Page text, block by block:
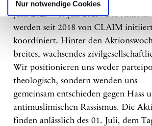
Nur notwendige Cookies
Juni 2023 – 1. Juli 2023. Die
werden seit 2018 von CLAIM
koordiniert. Hinter den
breites, wachsendes
Wir positionieren uns weder
theologisch, sondern wenden uns
gemeinsam entschieden gegen Hass
antimuslimischen Rassismus. Die
finden anlässlich des 01. Juli, dem